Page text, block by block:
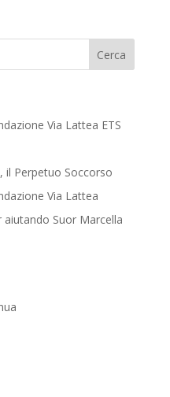
Via Lattea ETS
il Perpetuo Soccorso
Via Lattea
Suor Marcella